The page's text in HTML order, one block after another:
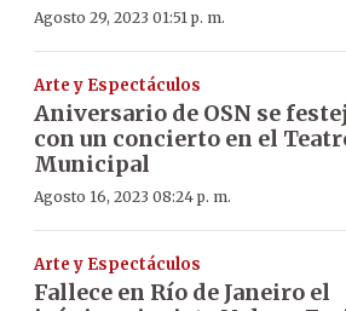
Agosto 29, 2023 01:51 p. m.
Arte y Espectáculos
Aniversario de OSN se
con un concierto en el
Municipal
Agosto 16, 2023 08:24 p. m.
Arte y Espectáculos
Fallece en Río de Janeiro el